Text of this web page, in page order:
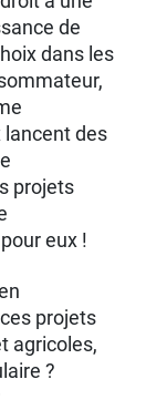
de
dans les
lancent des
projets
eux !
projets
agricoles,
?